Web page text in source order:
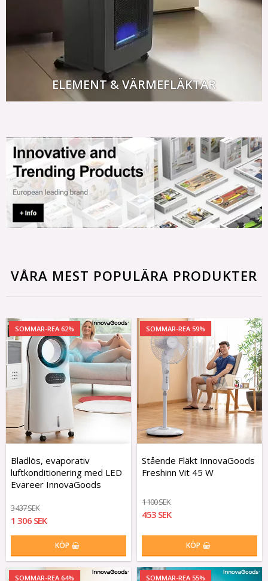
ELEMENT & VÄRMEFLÄKTAR
VÅRA MEST POPULÄRA PRODUKTER
SOMMAR-REA 62%
Bladlös, evaporativ
luftkonditionering med LED
Evareer InnovaGoods
3 437 SEK
1 306 SEK
KÖP
SOMMAR-REA 59%
Stående Fläkt InnovaGoods
Freshinn Vit 45 W
1 100 SEK
453 SEK
KÖP
SOMMAR-REA 64% SOMMAR-REA 55%